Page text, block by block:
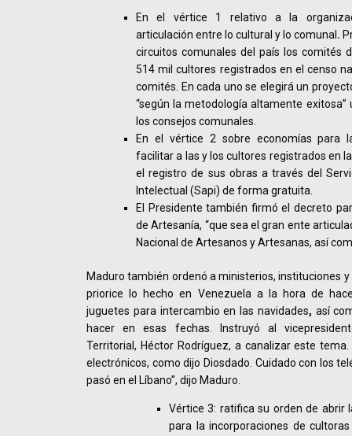
En el vértice 1 relativo a la
articulación entre lo cultural y lo comunal .
circuitos comunales del país los comités
514 mil cultores registrados en el censo
comités. En cada uno se elegirá un
“según la metodología altamente
los consejos comunales.
En el vértice 2 sobre economías para
facilitar a las y los cultores registrados en
el registro de sus obras a través del
Intelectual (Sapi) de forma gratuita.
El Presidente también firmó el decreto
de Artesanía, “que sea el gran ente
Nacional de Artesanos y Artesanas, así
Maduro también ordenó a ministerios, instituciones
priorice lo hecho en Venezuela a la hora de
juguetes para intercambio en las navidades, así
hacer en esas fechas. Instruyó al
Territorial, Héctor Rodríguez, a canalizar este
electrónicos, como dijo Diosdado. Cuidado con los
pasó en el Líbano”, dijo Maduro.
Vértice 3: ratifica su orden de abrir
para la incorporaciones de